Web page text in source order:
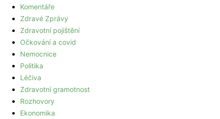
Komentáře
Zdravé Zprávy
Zdravotní pojištění
Očkování a covid
Nemocnice
Politika
Léčiva
Zdravotní gramotnost
Rozhovory
Ekonomika